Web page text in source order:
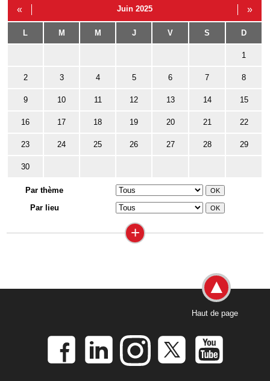
« Juin 2025 »
L M M J V S D
1
2 3 4 5 6 7 8
9 10 11 12 13 14 15
16 17 18 19 20 21 22
23 24 25 26 27 28 29
30
Par thème
Par lieu
+
Haut de page